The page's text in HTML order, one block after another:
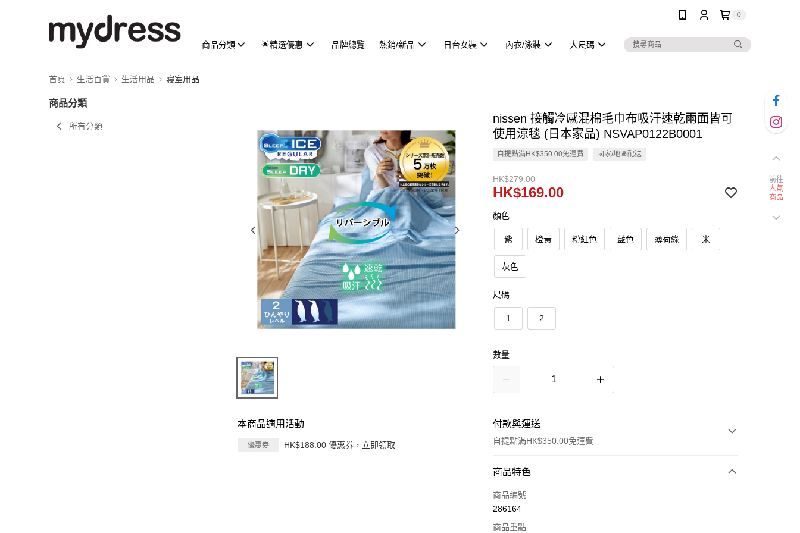
0
商品分類 🌟精選優惠 品牌總覽 熱銷/新品 日台女裝 內衣/泳裝 大尺碼
首頁 生活百貨 生活用品 寢室用品
商品分類
所有分類
本商品適用活動
優惠券 HK$188.00 優惠券，立即領取
nissen 接觸冷感混棉毛巾布吸汗速乾兩面皆可
使用涼毯 (日本家品) NSVAP0122B0001
自提點滿HK$350.00免運費 國家/地區配送
HK$279.00
HK$169.00
顏色
紫 橙黃 粉紅色 藍色 薄荷綠 米
灰色
尺碼
1 2
數量
付款與運送
自提點滿HK$350.00免運費
付款方式
信用卡
商品特色
商品編號
286164
商品重點
前往
人氣
商品